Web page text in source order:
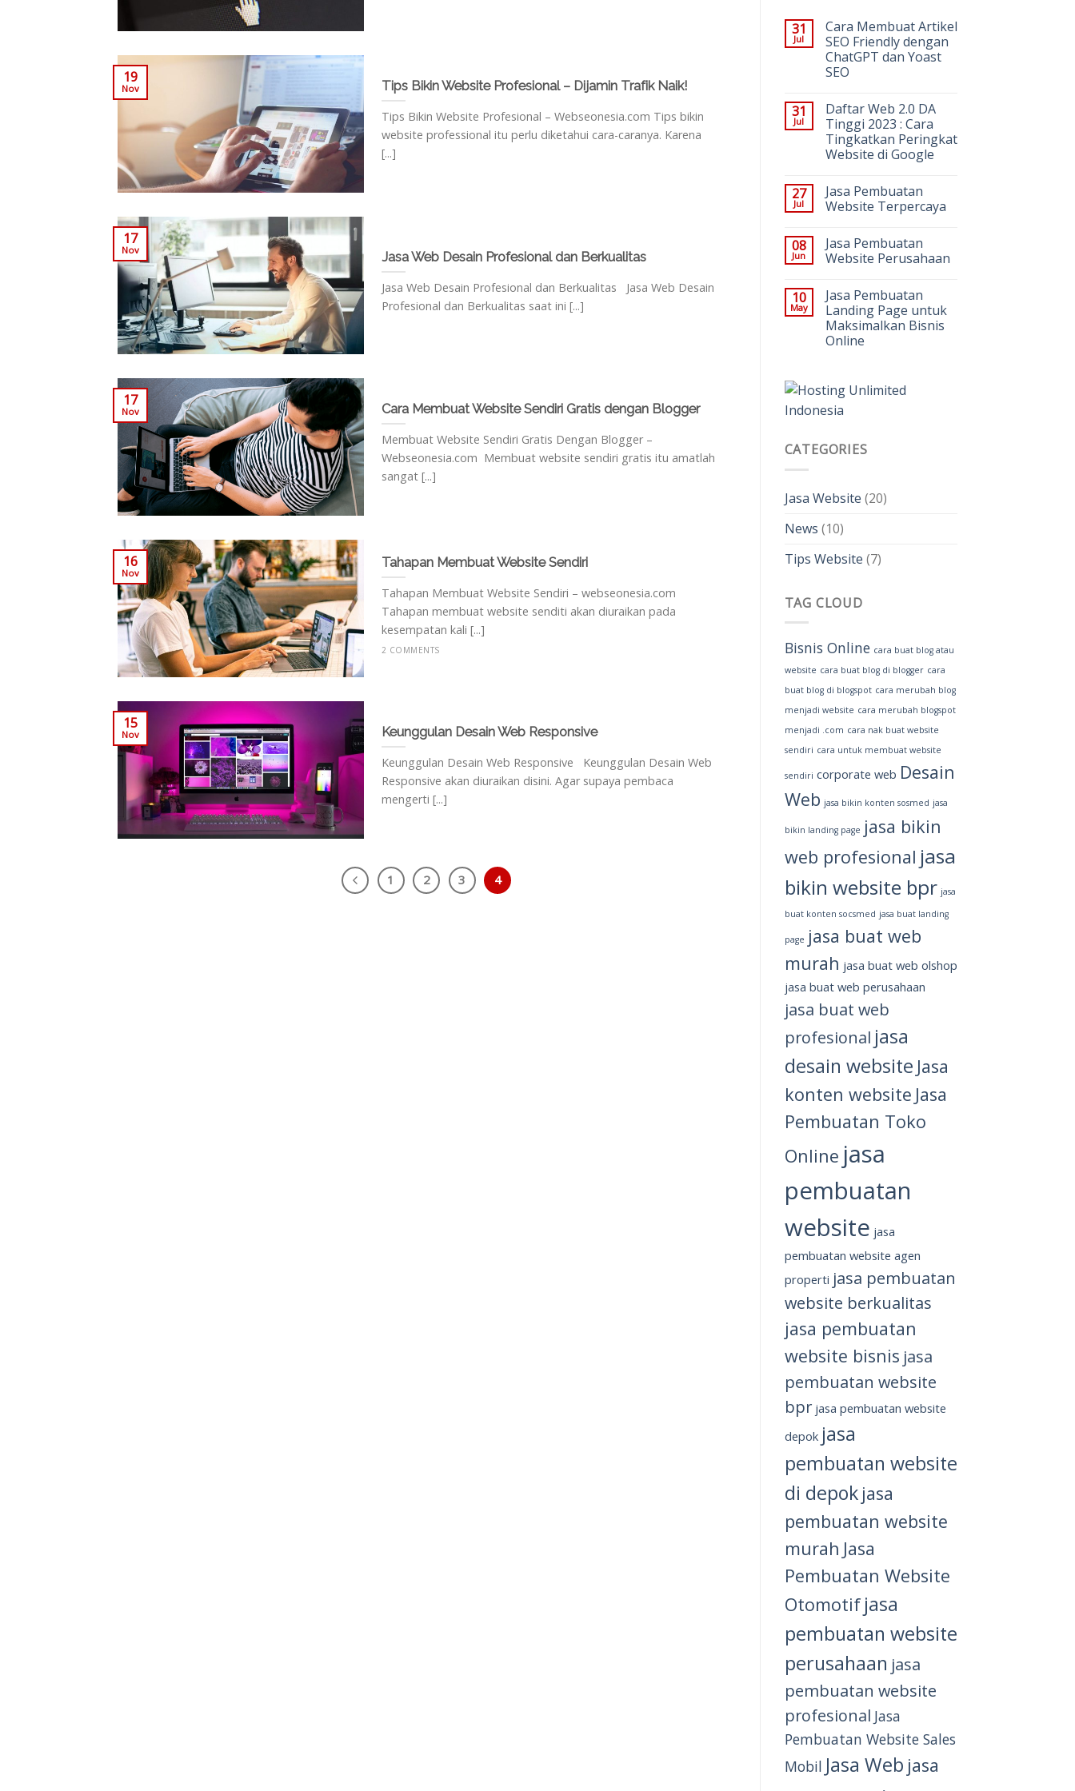
Tips Bikin Website Profesional – Dijamin Trafik Naik!
Tips Bikin Website Profesional – Webseonesia.com Tips bikin
website professional itu perlu diketahui cara-caranya. Karena
[...]
19
Nov
Jasa Web Desain Profesional dan Berkualitas
Jasa Web Desain Profesional dan Berkualitas Jasa Web Desain
Profesional dan Berkualitas saat ini [...]
17
Nov
Cara Membuat Website Sendiri Gratis dengan Blogger
Membuat Website Sendiri Gratis Dengan Blogger –
Webseonesia.com Membuat website sendiri gratis itu amatlah
sangat [...]
17
Nov
Tahapan Membuat Website Sendiri
Tahapan Membuat Website Sendiri – webseonesia.com
Tahapan membuat website senditi akan diuraikan pada
kesempatan kali [...]
2 COMMENTS
16
Nov
Keunggulan Desain Web Responsive
Keunggulan Desain Web Responsive Keunggulan Desain Web
Responsive akan diuraikan disini. Agar supaya pembaca
mengerti [...]
15
Nov
1 2 3 4
31
Jul
Cara Membuat Artikel
SEO Friendly dengan
ChatGPT dan Yoast
SEO
31
Jul
Daftar Web 2.0 DA
Tinggi 2023 : Cara
Tingkatkan Peringkat
Website di Google
27
Jul
Jasa Pembuatan
Website Terpercaya
08
Jun
Jasa Pembuatan
Website Perusahaan
10
May
Jasa Pembuatan
Landing Page untuk
Maksimalkan Bisnis
Online
CATEGORIES
Jasa Website (20)
News (10)
Tips Website (7)
TAG CLOUD
Bisnis Online cara buat blog atau
website cara buat blog di blogger cara
buat blog di blogspot cara merubah blog
menjadi website cara merubah blogspot
menjadi .com cara nak buat website
sendiri cara untuk membuat website
sendiri corporate web Desain
Web jasa bikin konten sosmed jasa
bikin landing page jasa bikin
web profesional jasa
bikin website bpr jasa
buat konten socsmed jasa buat landing
page jasa buat web
murah jasa buat web olshop
jasa buat web perusahaan
jasa buat web
profesional jasa
desain website Jasa
konten website Jasa
Pembuatan Toko
Online jasa
pembuatan
website jasa
pembuatan website agen
properti jasa pembuatan
website berkualitas
jasa pembuatan
website bisnis jasa
pembuatan website
bpr jasa pembuatan website
depok jasa
pembuatan website
di depok jasa
pembuatan website
murah Jasa
Pembuatan Website
Otomotif jasa
pembuatan website
perusahaan jasa
pembuatan website
profesional Jasa
Pembuatan Website Sales
Mobil Jasa Web jasa